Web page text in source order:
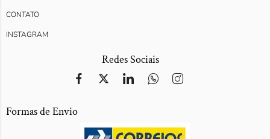
CONTATO
INSTAGRAM
Redes Sociais
Formas de Envio